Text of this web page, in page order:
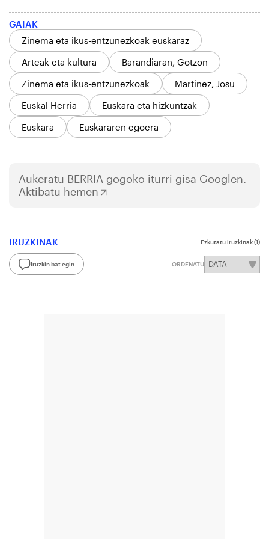
GAIAK
Zinema eta ikus-entzunezkoak euskaraz
Arteak eta kultura
Barandiaran, Gotzon
Zinema eta ikus-entzunezkoak
Martinez, Josu
Euskal Herria
Euskara eta hizkuntzak
Euskara
Euskararen egoera
Aukeratu BERRIA gogoko iturri gisa Googlen.
Aktibatu hemen
IRUZKINAK Ezkutatu iruzkinak(1)
Iruzkin bat egin ORDENATU